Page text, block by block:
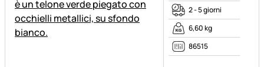
2 - 5 giorni
6,60 kg
86515